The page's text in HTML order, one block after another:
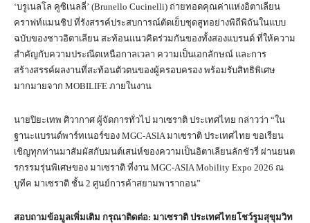
‘บรูเนลโล คูซิเนลลี่’ (Brunello Cucinelli) ถ่ายทอดคุณค่าแห่งอิตาเลียน
คราฟท์แมนชิป ที่รังสรรค์ประสบการณ์ตัดเย็บชุดสูทอย่างพิถีพิถันในแบบ
ฉบับของชาวอิตาเลียน สะท้อนแนวคิดร่วมกันของทั้งสองแบรนด์ ที่ให้ความ
สำคัญกับความประณีตเหนือกาลเวลา ความเป็นเอกลักษณ์ และการ
สร้างสรรค์ผลงานที่สะท้อนตัวตนของผู้ครอบครอง พร้อมรับสิทธิพิเศษ
มากมายจาก MOBILIFE ภายในงาน
นายปิยะเทพ ศิวากาศ ผู้จัดการทั่วไป มาเซราติ ประเทศไทย กล่าวว่า “ใน
ฐานะแบรนด์พาร์ทเนอร์ของ MGC-ASIA มาเซราติ ประเทศไทย ขอเรียน
เชิญทุกท่านมาสัมผัสกับมนต์เสน่ห์ของความเป็นอิตาเลียนลักชัวรี่ ผ่านยนต
รกรรมรุ่นพิเศษของ มาเซราติ ที่งาน MGC-ASIA Mobility Expo 2026 ณ
บูทีค มาเซราติ ชั้น 2 ศูนย์การค้าสยามพารากอน”
สอบถามข้อมูลเพิ่มเติม กรุณาติดต่อ: มาเซราติ ประเทศไทยโชว์รูมสุขุมวิท